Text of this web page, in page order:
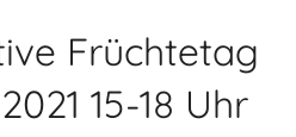
Früchtetag
15-18 Uhr